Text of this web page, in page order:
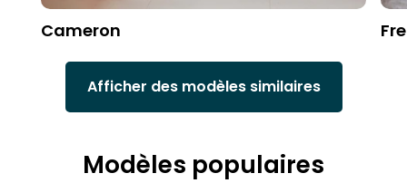
Cameron
Afficher des modèles similaires
Modèles populaires